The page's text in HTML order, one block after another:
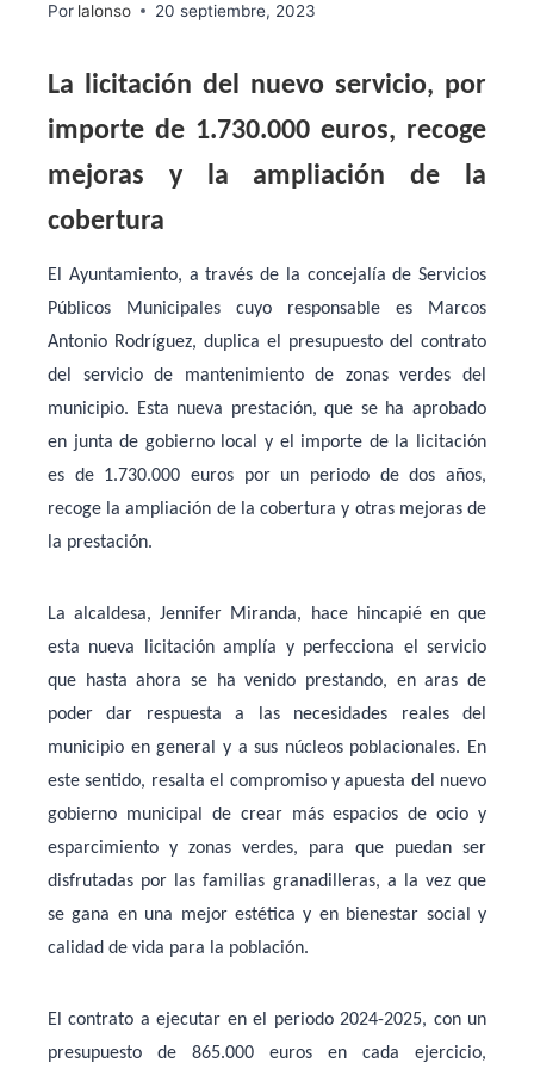
Por lalonso 20 septiembre, 2023
La licitación del nuevo servicio, por
importe de 1.730.000 euros, recoge
mejoras y la ampliación de la
cobertura
El
Ayuntamiento, a través de la concejalía de Servicios
Públicos Municipales cuyo responsable es Marcos
Antonio Rodríguez, duplica el presupuesto del contrato
del servicio de mantenimiento de zonas verdes del
municipio. Esta nueva prestación, que se ha aprobado
en junta de gobierno local y el importe de la licitación
es de 1.730.000 euros por un periodo de dos años,
recoge la ampliación de la cobertura y otras mejoras de
la prestación.
La alcaldesa, Jennifer Miranda, hace hincapié en que
esta nueva licitación amplía y perfecciona el servicio
que hasta ahora se ha venido prestando, en aras de
poder dar respuesta a las necesidades reales del
municipio en general y a sus núcleos poblacionales. En
este sentido, resalta el compromiso y apuesta del nuevo
gobierno municipal de crear más espacios de ocio y
esparcimiento y zonas verdes, para que puedan ser
disfrutadas por las familias granadilleras, a la vez que
se gana en una mejor estética y en bienestar social y
calidad de vida para la población.
El contrato a ejecutar en el periodo 2024-2025, con un
presupuesto de 865.000 euros en cada ejercicio,